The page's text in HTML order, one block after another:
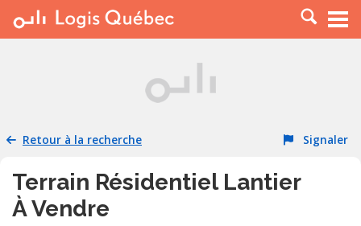
À LOUER
PLACER UNE ANNONCE
RESSOURCES
Retour à la recherche Signaler
Terrain Résidentiel Lantier
À Vendre